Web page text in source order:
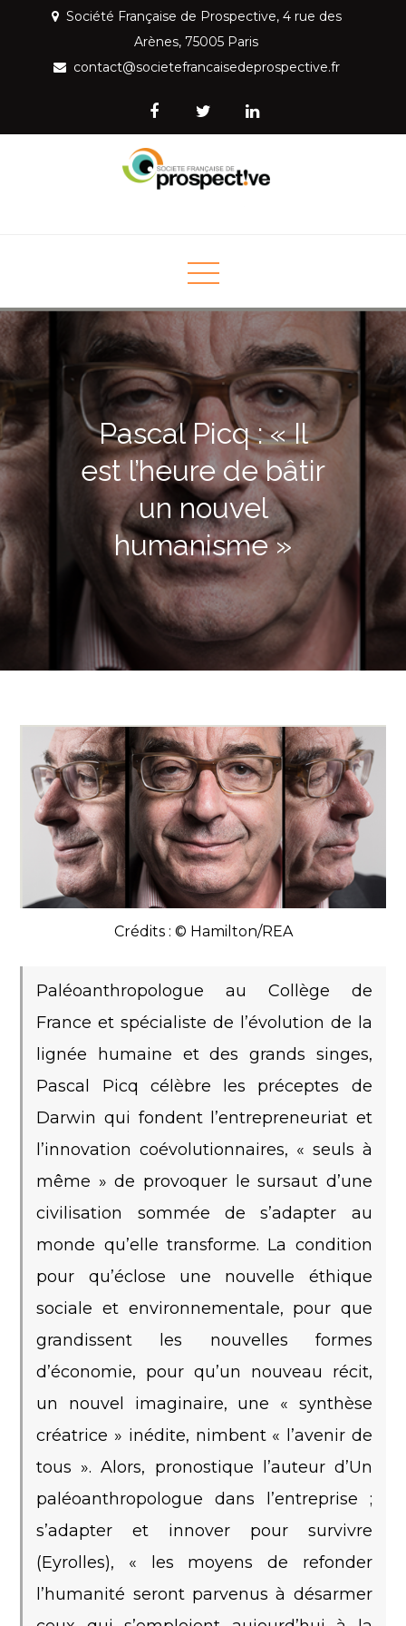
content
Société Française de Prospective, 4 rue des
Arènes, 75005 Paris
contact@societefrancaisedeprospective.fr
Prospective
Pascal Picq : « Il
est l’heure de bâtir
un nouvel
humanisme »
Crédits : © Hamilton/REA
Paléoanthropologue au Collège de
France et spécialiste de l’évolution de la
lignée humaine et des grands singes,
Pascal Picq célèbre les préceptes de
Darwin qui fondent l’entrepreneuriat et
l’innovation coévolutionnaires, « seuls à
même » de provoquer le sursaut d’une
civilisation sommée de s’adapter au
monde qu’elle transforme. La condition
pour qu’éclose une nouvelle éthique
sociale et environnementale, pour que
grandissent les nouvelles formes
d’économie, pour qu’un nouveau récit,
un nouvel imaginaire, une « synthèse
créatrice » inédite, nimbent « l’avenir de
tous ». Alors, pronostique l’auteur d’Un
paléoanthropologue dans l’entreprise ;
s’adapter et innover pour survivre
(Eyrolles), « les moyens de refonder
l’humanité seront parvenus à désarmer